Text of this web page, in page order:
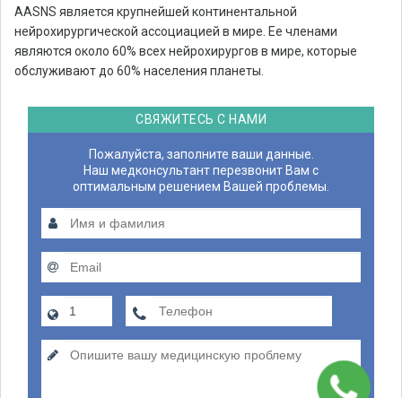
AASNS является крупнейшей континентальной
нейрохирургической ассоциацией в мире. Ее членами
являются около 60% всех нейрохирургов в мире, которые
обслуживают до 60% населения планеты.
СВЯЖИТЕСЬ С НАМИ
Пожалуйста, заполните ваши данные.
Наш медконсультант перезвонит Вам с
оптимальным решением Вашей проблемы.